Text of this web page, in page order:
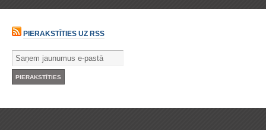
PIERAKSTĪTIES UZ RSS